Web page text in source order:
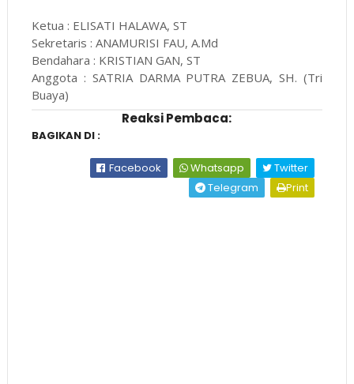
Ketua : ELISATI HALAWA, ST
Sekretaris : ANAMURISI FAU, A.Md
Bendahara : KRISTIAN GAN, ST
Anggota : SATRIA DARMA PUTRA ZEBUA, SH. (Tri
Buaya)
Reaksi Pembaca:
BAGIKAN DI :
Facebook Whatsapp
Twitter
Telegram
Print